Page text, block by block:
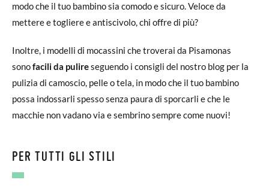
modo che il tuo bambino sia comodo e sicuro. Veloce da
mettere e togliere e antiscivolo, chi offre di più?
Inoltre, i modelli di mocassini che troverai da Pisamonas
sonofacili da pulireseguendo i consigli del nostro blog per la
pulizia di camoscio, pelle o tela, in modo che il tuo bambino
possa indossarli spesso senza paura di sporcarli e che le
macchie non vadano via e sembrino sempre come nuovi!
PER TUTTI GLI STILI